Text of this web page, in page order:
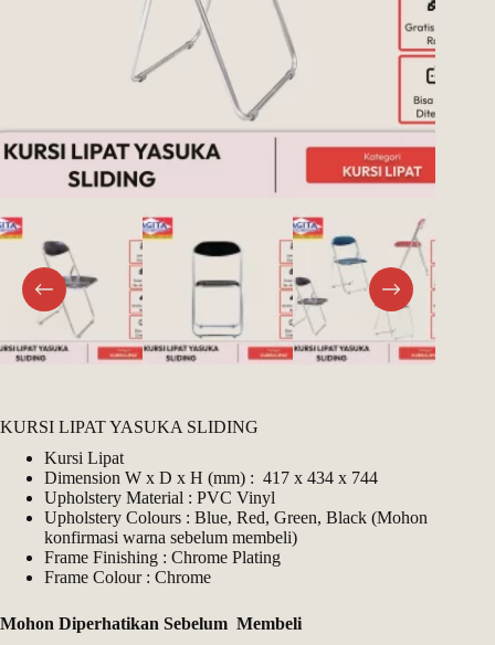
Get New Password
← Back to login
KURSI LIPAT YASUKA SLIDING
Kursi Lipat
Dimension W x D x H (mm) : 417 x 434 x 744
Upholstery Material : PVC Vinyl
Upholstery Colours : Blue, Red, Green, Black (Mohon
konfirmasi warna sebelum membeli)
Frame Finishing : Chrome Plating
Frame Colour : Chrome
Mohon Diperhatikan Sebelum Membeli